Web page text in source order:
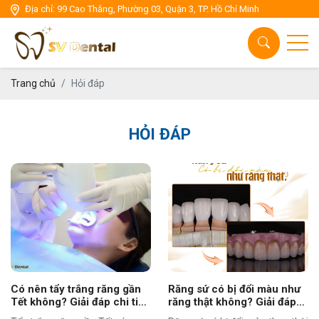
Địa chỉ: 99 Cao Thắng, Phường 03, Quận 3, TP. Hồ Chí Minh
Chăm sóc răng miệng
Thẩm mỹ răng sứ
Cấy ghép Implant
Trang chủ Hỏi đáp
HỎI ĐÁP
Có nên tẩy trắng răng gần
Tết không? Giải đáp chi tiết
từ Nha Khoa SV
Răng sứ có bị đổi màu như
răng thật không? Giải đáp
từ bác sĩ nha khoa SV